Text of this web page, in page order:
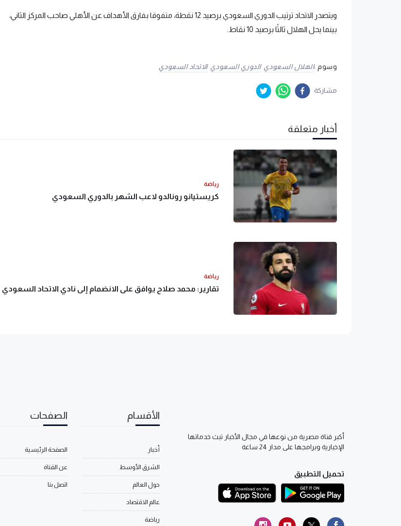
ويتصدر الاتحاد ترتيب الدوري السعودي برصيد 12 نقطة، متفوقا بفارق الأهداف عن الأهلي صاحب المركز الثاني،
بينما يحل الهلال ثالثًا برصيد 10 نقاط.
وسوم :الهلال السعودي الدوري السعودي الاتحاد السعودي
مشاركة
أخبار متعلقة
رياضة
كريستيانو رونالدو لاعب الشهر بالدوري السعودي
رياضة
تقارير: محمد صلاح يوافق على الانضمام إلى نادي الاتحاد السعودي
أكبر قناة مصرية من نوعها في مجال الأخبار تبث خدماتها
الإخبارية وبرامجها على مدار 24 ساعة
تحميل التطبيق
الأقسام
أخبار
الشرق الأوسط
حول العالم
عالم الاقتصاد
رياضة
الصفحات
الصفحة الرئيسية
عن القناة
اتصل بنا